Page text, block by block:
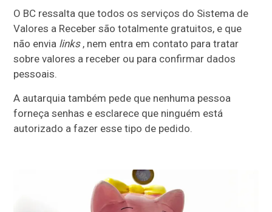
O BC ressalta que todos os serviços do Sistema de
Valores a Receber são totalmente gratuitos, e que
não envia links, nem entra em contato para tratar
sobre valores a receber ou para confirmar dados
pessoais.
A autarquia também pede que nenhuma pessoa
forneça senhas e esclarece que ninguém está
autorizado a fazer esse tipo de pedido.